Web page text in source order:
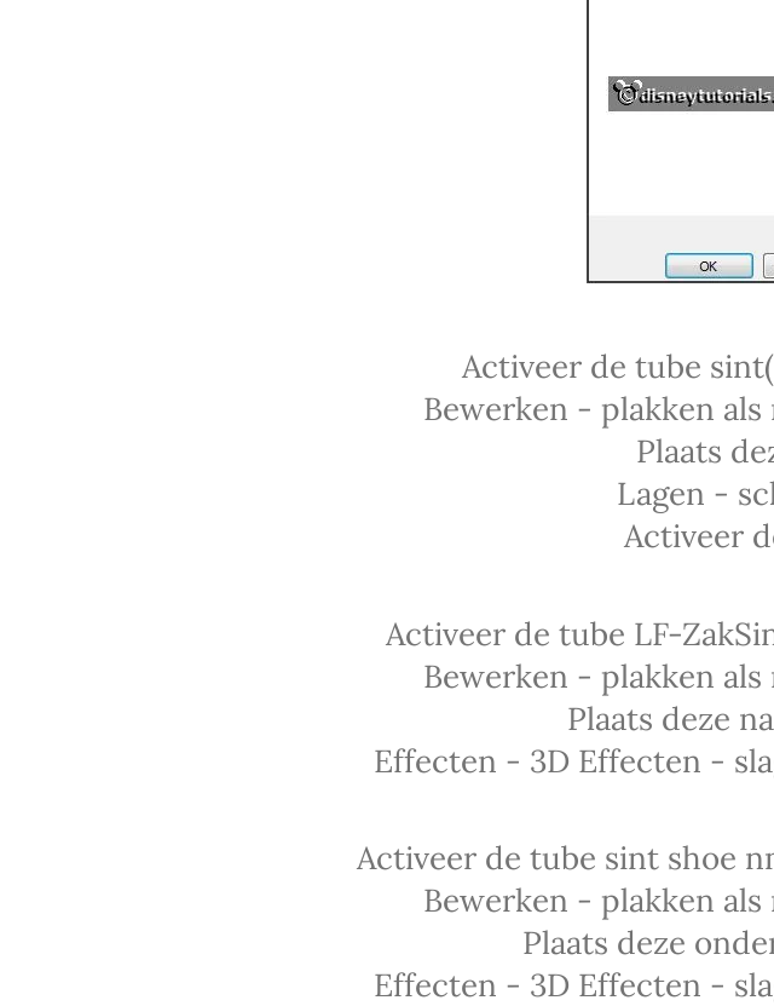
Activeer de tube
Bewerken - plakken
Plaats
Lagen -
Activeer
Activeer de tube LF-
Bewerken - plakken
Plaats deze
Effecten - 3D Effecten -
Activeer de tube sint shoe
Bewerken - plakken
Plaats deze
Effecten - 3D Effecten -